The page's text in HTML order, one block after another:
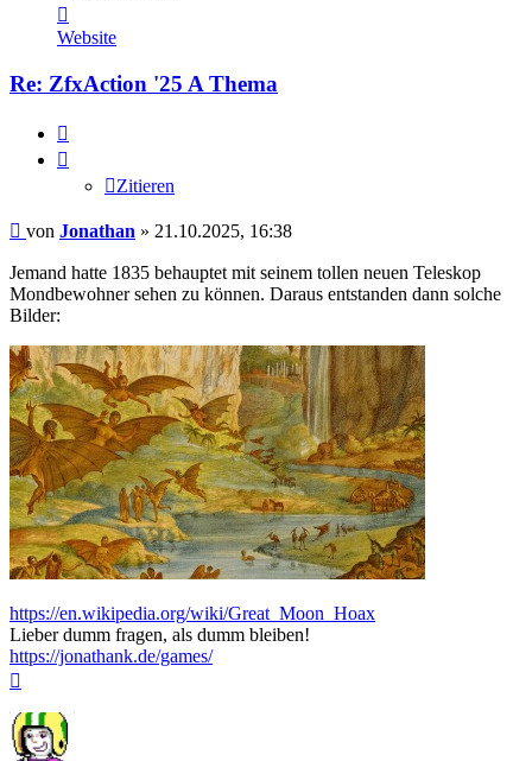
von
Jonathan
Website
Re: ZfxAction '25 A Thema
Zitieren
Beitrag
von Jonathan » 21.10.2025, 16:38
Jemand hatte 1835 behauptet mit seinem tollen neuen Teleskop
Mondbewohner sehen zu können. Daraus entstanden dann solche
Bilder:
https://en.wikipedia.org/wiki/Great_Moon_Hoax
Lieber dumm fragen, als dumm bleiben!
https://jonathank.de/games/